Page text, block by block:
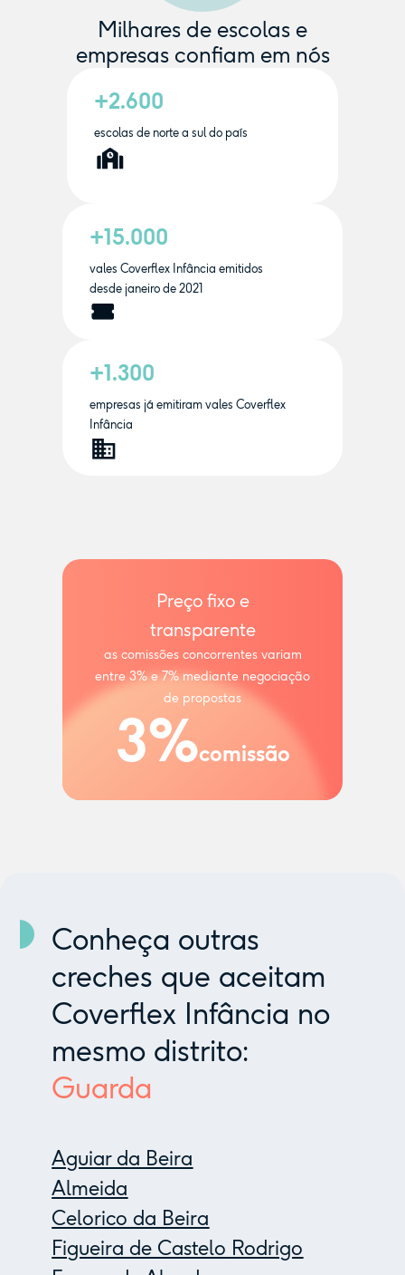
Milhares de escolas e
empresas confiam em nós
+2.600
escolas de norte a sul do país
+15.000
vales Coverflex Infância emitidos
desde janeiro de 2021
+1.300
empresas já emitiram vales Coverflex
Infância
Preço fixo e
transparente
as comissões concorrentes variam
entre 3% e 7% mediante negociação
de propostas
3%comissão
Conheça outras
creches que aceitam
Coverflex Infância no
mesmo distrito:
Guarda
Aguiar da Beira
Almeida
Celorico da Beira
Figueira de Castelo Rodrigo